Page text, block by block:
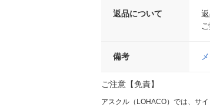
返品について
備考
ご注意【免責】
アスクル（LOHACO）では、サ